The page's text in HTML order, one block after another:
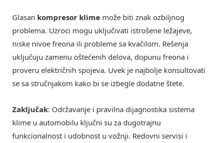
Glasan kompresor klime može biti znak ozbiljnog
problema. Uzroci mogu uključivati istrošene ležajeve,
niske nivoe freona ili probleme sa kvačilom. Rešenja
uključuju zamenu oštećenih delova, dopunu freona i
proveru električnih spojeva. Uvek je najbolje konsultovati
se sa stručnjakom kako bi se izbegle dodatne štete.
Zaključak: Održavanje i pravilna dijagnostika sistema
klime u automobilu ključni su za dugotrajnu
funkcionalnost i udobnost u vožnji. Redovni servisi i